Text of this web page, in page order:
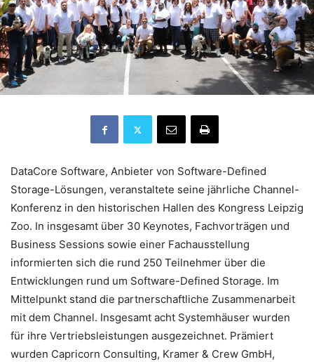
DataCore Software, Anbieter von Software-Defined
Storage-Lösungen, veranstaltete seine jährliche Channel-
Konferenz in den historischen Hallen des Kongress Leipzig
Zoo. In insgesamt über 30 Keynotes, Fachvorträgen und
Business Sessions sowie einer Fachausstellung
informierten sich die rund 250 Teilnehmer über die
Entwicklungen rund um Software-Defined Storage. Im
Mittelpunkt stand die partnerschaftliche Zusammenarbeit
mit dem Channel. Insgesamt acht Systemhäuser wurden
für ihre Vertriebsleistungen ausgezeichnet. Prämiert
wurden Capricorn Consulting, Kramer & Crew GmbH,